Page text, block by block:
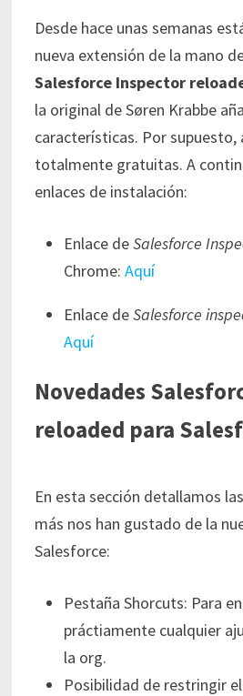
Desde hace unas semanas
nueva extensión de la mano
Salesforce Inspector
la original de Søren Krabbe
características. Por supuesto,
totalmente gratuitas. A
enlaces de instalación:
Enlace deSalesforce
Chrome: Aquí
Enlace deSalesforce
Aquí
Novedades
reloaded para
En esta sección detallamos
más nos han gustado de la
Salesforce:
Pestaña Shorcuts: Para
práctiamente cualquier
la org.
Posibilidad de restringir